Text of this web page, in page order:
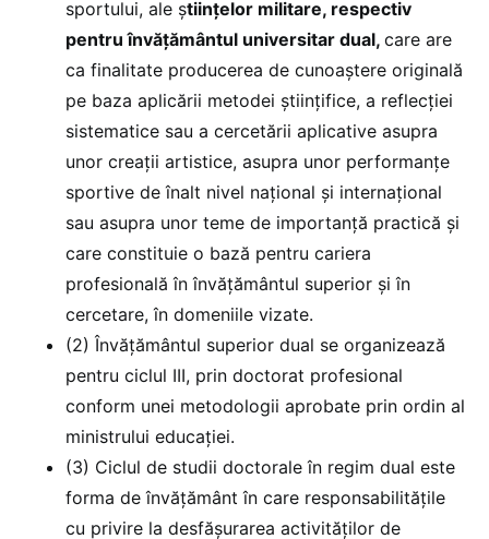
sportului, ale ştiinţelor militare, respectiv
pentru învăţământul universitar dual, care are
ca finalitate producerea de cunoaştere originală
pe baza aplicării metodei ştiinţifice, a reflecţiei
sistematice sau a cercetării aplicative asupra
unor creaţii artistice, asupra unor performanţe
sportive de înalt nivel naţional şi internaţional
sau asupra unor teme de importanţă practică şi
care constituie o bază pentru cariera
profesională în învăţământul superior şi în
cercetare, în domeniile vizate.
(2) Învățământul superior dual se organizează
pentru ciclul III, prin doctorat profesional
conform unei metodologii aprobate prin ordin al
ministrului educației.
(3) Ciclul de studii doctorale în regim dual este
forma de învățământ în care responsabilitățile
cu privire la desfășurarea activităților de